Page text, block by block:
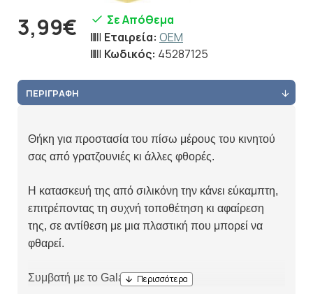
3,99€
Σε Απόθεμα
Εταιρεία: OEM
Κωδικός: 45287125
ΠΕΡΙΓΡΑΦΉ
Θήκη για προστασία του πίσω μέρους του κινητού
σας από γρατζουνιές κι άλλες φθορές.
Η κατασκευή της από σιλικόνη την κάνει εύκαμπτη,
επιτρέποντας τη συχνή τοποθέτηση κι αφαίρεση
της, σε αντίθεση με μια πλαστική που μπορεί να
φθαρεί.
Συμβατή με το Galaxy A55.